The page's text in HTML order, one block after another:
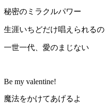
秘密のミラクルパワー
生涯いちどだけ唱えられるの
一世一代、愛のまじない
Be my valentine!
魔法をかけてあげるよ